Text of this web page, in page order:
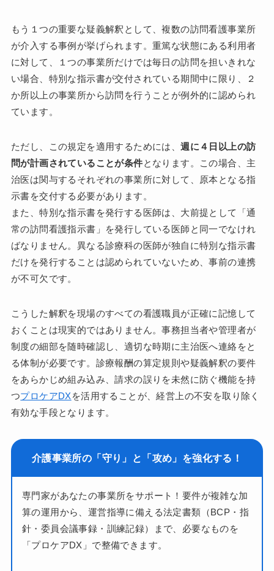
もう１つの重要な疑義解釈として、複数の訪問看護事業所
が介入する事例が挙げられます。重篤な状態にある利用者
に対して、１つの事業所だけでは毎日の訪問を担いきれな
い場合、特別な指示書が交付されている期間中に限り、２
か所以上の事業所から訪問を行うことが例外的に認められ
ています。
ただし、この規定を適用するためには、週に４日以上の訪
問が計画されていることが条件となります。この場合、主
治医は関与するそれぞれの事業所に対して、原本となる指
示書を交付する必要があります。
また、特別な指示書を発行する医師は、大前提として「通
常の訪問看護指示書」を発行している医師と同一でなけれ
ばなりません。異なる診療科の医師が独自に特別な指示書
だけを発行することは認められていないため、事前の連携
が不可欠です。
こうした解釈を現場のすべての看護職員が正確に記憶して
おくことは現実的ではありません。事務担当者や管理者が
制度の細部を随時確認し、適切な時期に主治医へ連絡をと
る体制が必要です。診療報酬の算定規則や疑義解釈の要件
をあらかじめ組み込み、請求の誤りを未然に防ぐ機能を持
つプロケアDXを活用することが、経営上の不安を取り除く
有効な手段となります。
介護事業所の「守り」と「攻め」を強化する！
専門家があなたの事業所をサポート！要件が複雑な加
算の運用から、運営指導に備える法定書類（BCP・指
針・委員会議事録・訓練記録）まで、必要なものを
「プロケアDX」で整備できます。